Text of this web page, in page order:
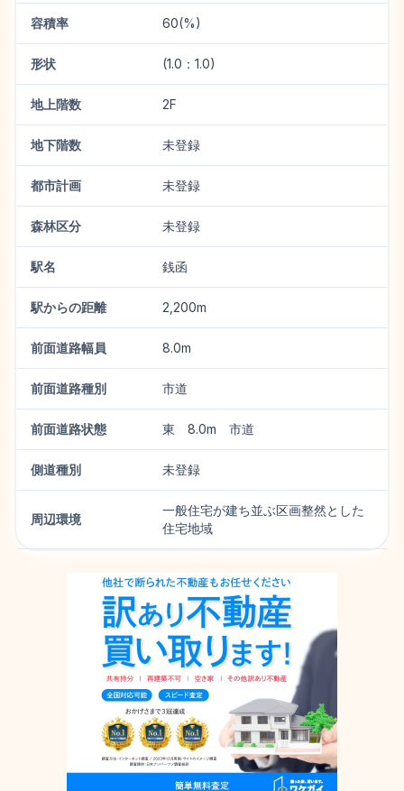
容積率 60(%)
形状 (1.0：1.0)
地上階数 2F
地下階数 未登録
都市計画 未登録
森林区分 未登録
駅名 銭函
駅からの距離 2,200m
前面道路幅員 8.0m
前面道路種別 市道
前面道路状態 東 8.0m 市道
側道種別 未登録
周辺環境
一般住宅が建ち並ぶ区画整然とした
住宅地域